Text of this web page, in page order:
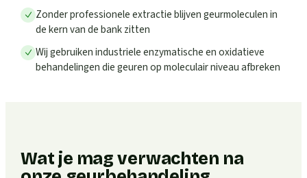
Zonder professionele extractie blijven geurmoleculen in
de kern van de bank zitten
Wij gebruiken industriele enzymatische en oxidatieve
behandelingen die geuren op moleculair niveau afbreken
Wat je mag verwachten na